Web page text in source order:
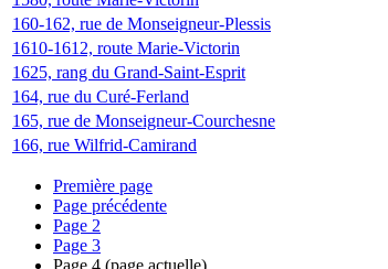
160-162, rue de Monseigneur-Plessis
1610-1612, route Marie-Victorin
1625, rang du Grand-Saint-Esprit
164, rue du Curé-Ferland
165, rue de Monseigneur-Courchesne
166, rue Wilfrid-Camirand
Première page
Page précédente
Page 2
Page 3
Page 4 (page actuelle)